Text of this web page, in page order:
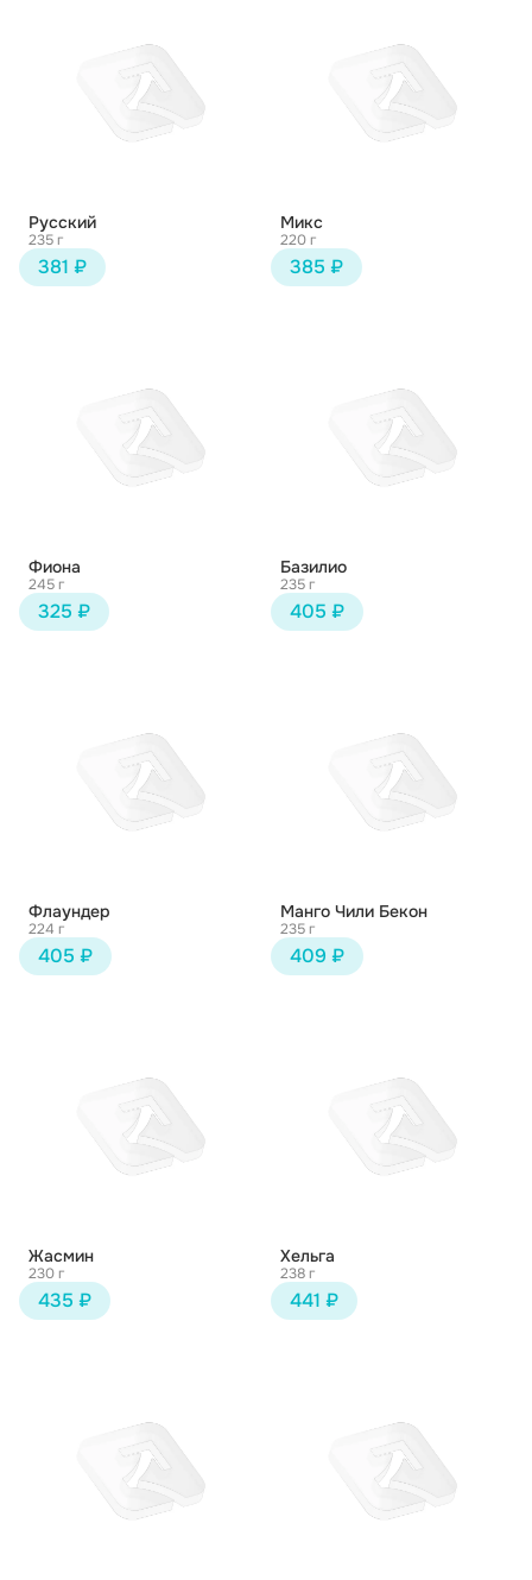
Русский
235 г
381 ₽
Микс
220 г
385 ₽
Фиона
245 г
325 ₽
Базилио
235 г
405 ₽
Флаундер
224 г
405 ₽
Манго Чили Бекон
235 г
409 ₽
Жасмин
230 г
435 ₽
Хельга
238 г
441 ₽